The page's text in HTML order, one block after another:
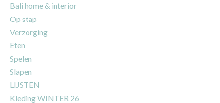
Bali home & interior
Op stap
Verzorging
Eten
Spelen
Slapen
LIJSTEN
Kleding WINTER 26